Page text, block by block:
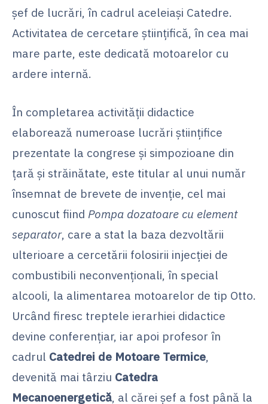
şef de lucrări, în cadrul aceleiași Catedre.
Activitatea de cercetare ştiinţifică, în cea mai
mare parte, este dedicată motoarelor cu
ardere internă.
În completarea activităţii didactice
elaborează numeroase lucrări ştiinţifice
prezentate la congrese şi simpozioane din
ţară şi străinătate, este titular al unui număr
însemnat de brevete de invenţie, cel mai
cunoscut fiind Pompa dozatoare cu element
separator, care a stat la baza dezvoltării
ulterioare a cercetării folosirii injecției de
combustibili neconvenţionali, în special
alcooli, la alimentarea motoarelor de tip Otto.
Urcând firesc treptele ierarhiei didactice
devine conferenţiar, iar apoi profesor în
cadrul Catedrei de Motoare Termice,
devenită mai târziu Catedra
Mecanoenergetică, al cărei şef a fost până la